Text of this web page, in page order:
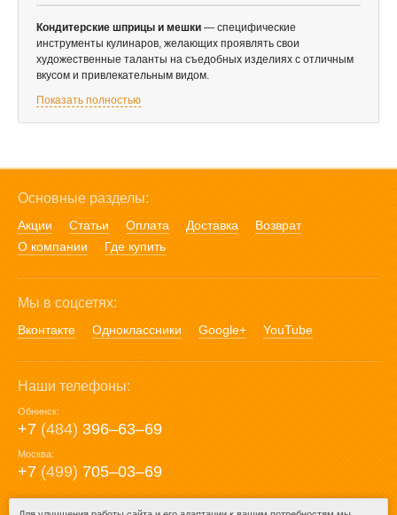
Кондитерские шприцы и мешки — специфические
инструменты кулинаров, желающих проявлять свои
художественные таланты на съедобных изделиях с отличным
вкусом и привлекательным видом.
Показать полностью
Основные разделы:
Акции Статьи Оплата Доставка
Возврат
О компании
Где купить
Мы в соцсетях:
Вконтакте Одноклассники Google+ YouTube
Наши телефоны:
Обнинск:
+7 (484) 396‒63‒69
Москва:
+7 (499) 705‒03‒69
E-mail: